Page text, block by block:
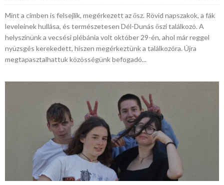
Mint a címben is felsejlik, megérkezett az ősz. Rövid napszakok, a fák
leveleinek hullása, és természetesen Dél-Dunás őszi találkozó. A
helyszínünk a vecsési plébánia volt október 29-én, ahol már reggel
nyüzsgés kerekedett, hiszen megérkeztünk a találkozóra. Újra
megtapasztalhattuk közösségünk befogadó...